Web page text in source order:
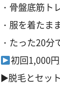
・骨盤底筋ト
・服を着たま
・たった20分
初回1,000
▶︎脱毛とセッ